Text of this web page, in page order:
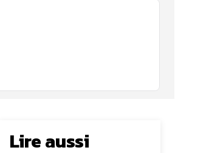
Lire aussi